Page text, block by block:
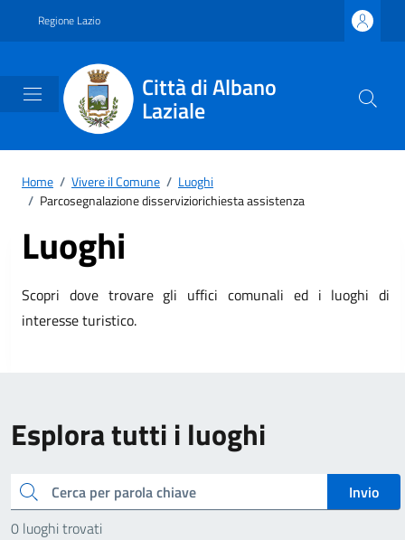
Regione Lazio
Città di Albano
Laziale
Home / Vivere il Comune / Luoghi
/ Parcosegnalazione disserviziorichiesta assistenza
Luoghi
Scopri dove trovare gli uffici comunali ed i luoghi di
interesse turistico.
Esplora tutti i luoghi
Cerca
Invio
0 luoghi trovati